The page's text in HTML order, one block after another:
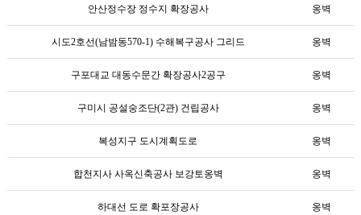
안산정수장 정수지 확장공사 옹벽
시도2호선(남밤동570-1) 수해복구공사 그리드 옹벽
구포대교 대동수문간 확장공사2공구 옹벽
구미시 공설숭조단(2관) 건립공사 옹벽
복성지구 도시계획도로 옹벽
합천지사 사옥신축공사 보강토옹벽 옹벽
하대선 도로 확포장공사 옹벽